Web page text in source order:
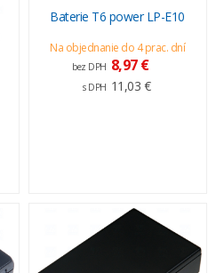
Baterie T6 power LP-E10
Na objednanie do 4 prac. dní
bez DPH 8,97 €
s DPH 11,03 €